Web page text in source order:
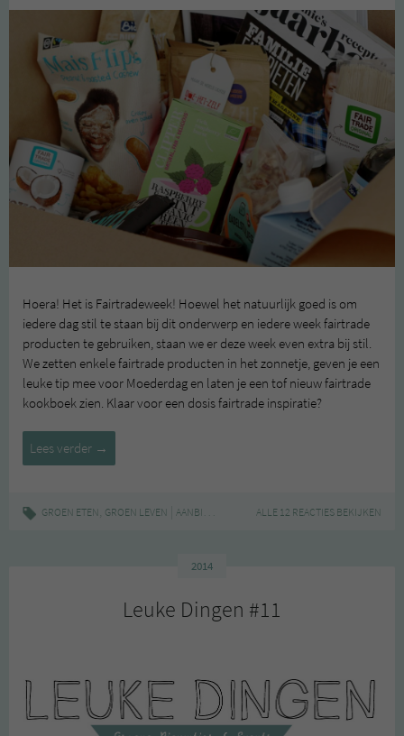
Hoera! Het is Fairtradeweek! Hoewel het natuurlijk goed is om
iedere dag stil te staan bij dit onderwerp en iedere week fairtrade
producten te gebruiken, staan we er deze week even extra bij stil.
We zetten enkele fairtrade producten in het zonnetje, geven je een
leuke tip mee voor Moederdag en laten je een tof nieuw fairtrade
kookboek zien. Klaar voor een dosis fairtrade inspiratie?
Lees verder Fairtradeweek
–
producten
→
GROEN ETEN, GROEN LEVEN AANBIEDINGEN FAIRTRADE,FAIRTRADEWEEK,
ALLE 12 REACTIES BEKIJKEN
2014
Leuke Dingen #11